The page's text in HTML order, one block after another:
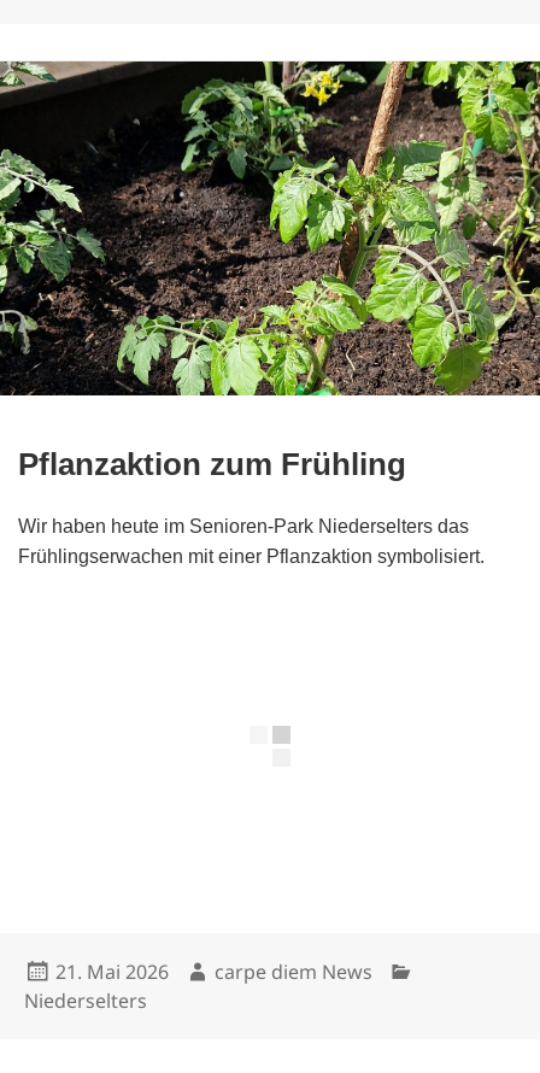
Pflanzaktion zum Frühling
Wir haben heute im Senioren-Park Niederselters das
Frühlingserwachen mit einer Pflanzaktion symbolisiert.
Veröffentlicht
21. Mai 2026 Autor
carpe diem News
Niederselters